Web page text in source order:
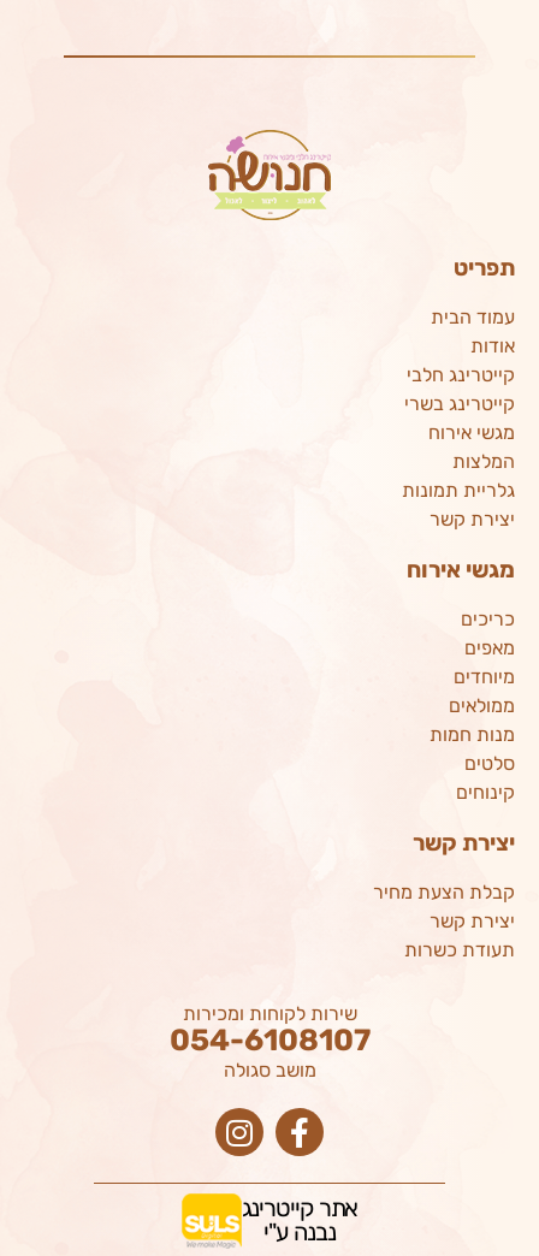
תפריט
עמוד הבית
אודות
קייטרינג חלבי
קייטרינג בשרי
מגשי אירוח
המלצות
גלריית תמונות
יצירת קשר
מגשי אירוח
כריכים
מאפים
מיוחדים
ממולאים
מנות חמות
סלטים
קינוחים
יצירת קשר
קבלת הצעת מחיר
יצירת קשר
תעודת כשרות
שירות לקוחות ומכירות
054-6108107
מושב סגולה
אתר קייטרינג
נבנה ע"י